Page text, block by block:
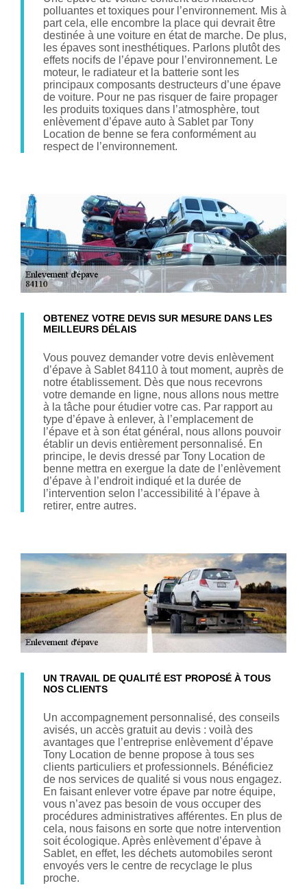
polluantes et toxiques pour l’environnement. Mis à
part cela, elle encombre la place qui devrait être
destinée à une voiture en état de marche. De plus,
les épaves sont inesthétiques. Parlons plutôt des
effets nocifs de l’épave pour l’environnement. Le
moteur, le radiateur et la batterie sont les
principaux composants destructeurs d’une épave
de voiture. Pour ne pas risquer de faire propager
les produits toxiques dans l’atmosphère, tout
enlèvement d’épave auto à Sablet par Tony
Location de benne se fera conformément au
respect de l’environnement.
OBTENEZ VOTRE DEVIS SUR MESURE DANS LES
MEILLEURS DÉLAIS
Vous pouvez demander votre devis enlèvement
d’épave à Sablet 84110 à tout moment, auprès de
notre établissement. Dès que nous recevrons
votre demande en ligne, nous allons nous mettre
à la tâche pour étudier votre cas. Par rapport au
type d’épave à enlever, à l’emplacement de
l’épave et à son état général, nous allons pouvoir
établir un devis entièrement personnalisé. En
principe, le devis dressé par Tony Location de
benne mettra en exergue la date de l’enlèvement
d’épave à l’endroit indiqué et la durée de
l’intervention selon l’accessibilité à l’épave à
retirer, entre autres.
UN TRAVAIL DE QUALITÉ EST PROPOSÉ À TOUS
NOS CLIENTS
Un accompagnement personnalisé, des conseils
avisés, un accès gratuit au devis : voilà des
avantages que l’entreprise enlèvement d’épave
Tony Location de benne propose à tous ses
clients particuliers et professionnels. Bénéficiez
de nos services de qualité si vous nous engagez.
En faisant enlever votre épave par notre équipe,
vous n’avez pas besoin de vous occuper des
procédures administratives afférentes. En plus de
cela, nous faisons en sorte que notre intervention
soit écologique. Après enlèvement d’épave à
Sablet, en effet, les déchets automobiles seront
envoyés vers le centre de recyclage le plus
proche.